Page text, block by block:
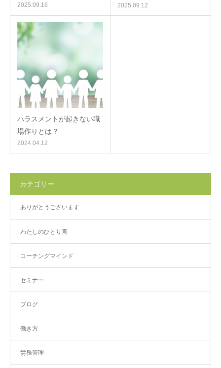
2025.09.16 2025.09.12
ハラスメントが起きない職
場作りとは？
2024.04.12
カテゴリー
ありがとうございます
わたしのひとり言
コーチングマインド
セミナー
ブログ
働き方
労務管理